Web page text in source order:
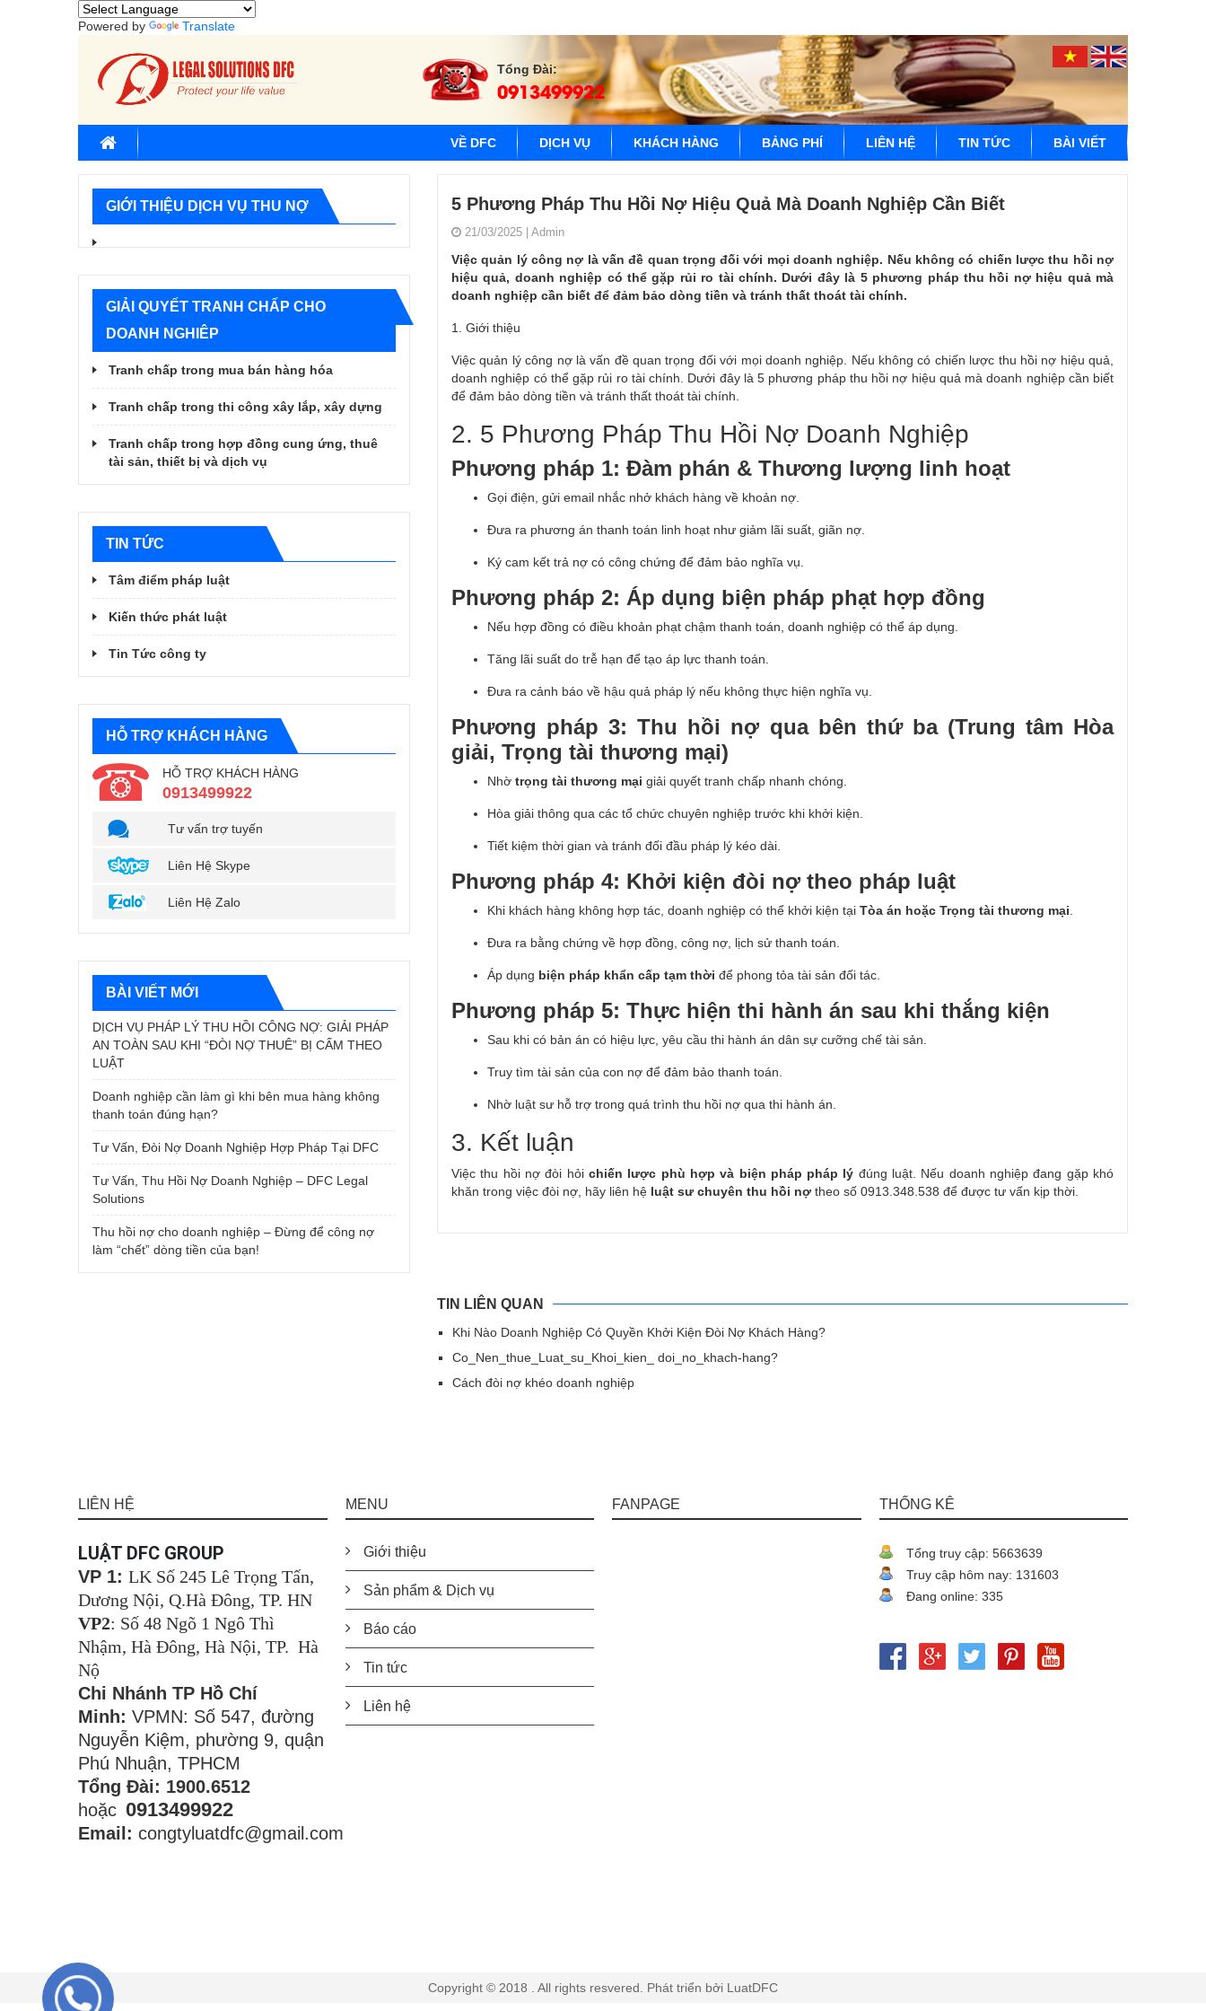
Powered by Translate
Tổng Đài:
0913499922
VỀ DFC DỊCH VỤ KHÁCH HÀNG BẢNG PHÍ LIÊN HỆ TIN TỨC BÀI VIẾT
5 Phương Pháp Thu Hồi Nợ Hiệu Quả Mà Doanh Nghiệp Cần Biết
21/03/2025 Admin
Việc quản lý công nợ là vấn đề quan trọng đối với mọi doanh nghiệp. Nếu không có chiến lược thu hồi nợ
hiệu quả, doanh nghiệp có thể gặp rủi ro tài chính. Dưới đây là 5 phương pháp thu hồi nợ hiệu quả mà
doanh nghiệp cần biết để đảm bảo dòng tiền và tránh thất thoát tài chính.
1. Giới thiệu
Việc quản lý công nợ là vấn đề quan trọng đối với mọi doanh nghiệp. Nếu không có chiến lược thu hồi nợ hiệu quả,
doanh nghiệp có thể gặp rủi ro tài chính. Dưới đây là 5 phương pháp thu hồi nợ hiệu quả mà doanh nghiệp cần biết
để đảm bảo dòng tiền và tránh thất thoát tài chính.
2. 5 Phương Pháp Thu Hồi Nợ Doanh Nghiệp
Phương pháp 1: Đàm phán & Thương lượng linh hoạt
Gọi điện, gửi email nhắc nhở khách hàng về khoản nợ.
Đưa ra phương án thanh toán linh hoạt như giảm lãi suất, giãn nợ.
Ký cam kết trả nợ có công chứng để đảm bảo nghĩa vụ.
Phương pháp 2: Áp dụng biện pháp phạt hợp đồng
Nếu hợp đồng có điều khoản phạt chậm thanh toán, doanh nghiệp có thể áp dụng.
Tăng lãi suất do trễ hạn để tạo áp lực thanh toán.
Đưa ra cảnh báo về hậu quả pháp lý nếu không thực hiện nghĩa vụ.
Phương pháp 3: Thu hồi nợ qua bên thứ ba (Trung tâm Hòa
giải, Trọng tài thương mại)
Nhờ trọng tài thương mại giải quyết tranh chấp nhanh chóng.
Hòa giải thông qua các tổ chức chuyên nghiệp trước khi khởi kiện.
Tiết kiệm thời gian và tránh đối đầu pháp lý kéo dài.
Phương pháp 4: Khởi kiện đòi nợ theo pháp luật
Khi khách hàng không hợp tác, doanh nghiệp có thể khởi kiện tại Tòa án hoặc Trọng tài thương mại
Đưa ra bằng chứng về hợp đồng, công nợ, lịch sử thanh toán.
Áp dụng biện pháp khẩn cấp tạm thời để phong tỏa tài sản đối tác.
Phương pháp 5: Thực hiện thi hành án sau khi thắng kiện
Sau khi có bản án có hiệu lực, yêu cầu thi hành án dân sự cưỡng chế tài sản.
Truy tìm tài sản của con nợ để đảm bảo thanh toán.
Nhờ luật sư hỗ trợ trong quá trình thu hồi nợ qua thi hành án.
3. Kết luận
Việc thu hồi nợ đòi hỏi chiến lược phù hợp và biện pháp pháp lý đúng luật. Nếu doanh nghiệp đang gặp khó
khăn trong việc đòi nợ, hãy liên hệ luật sư chuyên thu hồi nợ theo số 0913.348.538 để được tư vấn kịp thời.
TIN LIÊN QUAN
Khi Nào Doanh Nghiệp Có Quyền Khởi Kiện Đòi Nợ Khách Hàng?
Co_Nen_thue_Luat_su_Khoi_kien_ doi_no_khach-hang?
Cách đòi nợ khéo doanh nghiệp
GIỚI THIỆU DỊCH VỤ THU NỢ
GIẢI QUYẾT TRANH CHẤP CHO
DOANH NGHIÊP
Tranh chấp trong mua bán hàng hóa
Tranh chấp trong thi công xây lắp, xây dựng
Tranh chấp trong hợp đồng cung ứng, thuê
tài sản, thiết bị và dịch vụ
TIN TỨC
Tâm điểm pháp luật
Kiến thức phát luật
Tin Tức công ty
HỖ TRỢ KHÁCH HÀNG
HỖ TRỢ KHÁCH HÀNG
0913499922
Tư vấn trợ tuyến
Liên Hệ Skype
Liên Hệ Zalo
BÀI VIẾT MỚI
DỊCH VỤ PHÁP LÝ THU HỒI CÔNG NỢ: GIẢI PHÁP
AN TOÀN SAU KHI “ĐÒI NỢ THUÊ” BỊ CẤM THEO
LUẬT
Doanh nghiệp cần làm gì khi bên mua hàng không
thanh toán đúng hạn?
Tư Vấn, Đòi Nợ Doanh Nghiệp Hợp Pháp Tại DFC
Tư Vấn, Thu Hồi Nợ Doanh Nghiệp – DFC Legal
Solutions
Thu hồi nợ cho doanh nghiệp – Đừng để công nợ
làm “chết” dòng tiền của bạn!
LIÊN HỆ
LUẬT DFC GROUP
VP 1: LK Số 245 Lê Trọng Tấn,
Dương Nội, Q.Hà Đông, TP. HN
VP2: Số 48 Ngõ 1 Ngô Thì
Nhậm, Hà Đông, Hà Nội, TP. Hà
Nộ
Chi Nhánh TP Hồ Chí
Minh: VPMN: Số 547, đường
Nguyễn Kiệm, phường 9, quận
Phú Nhuận, TPHCM
Tổng Đài: 1900.6512
hoặc 0913499922
Email: congtyluatdfc@gmail.com
MENU
Giới thiệu
Sản phẩm & Dịch vụ
Báo cáo
Tin tức
Liên hệ
FANPAGE THỐNG KÊ
Tổng truy cập: 5663639
Truy cập hôm nay: 131603
Đang online: 335
Copyright © 2018 . All rights resvered. Phát triển bởi LuatDFC